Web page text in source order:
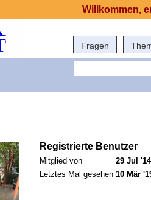
Fragen
Registrierte Benutzer
Mitglied von
29 Jul
Letztes Mal gesehen 10 Mär
Willkommen,